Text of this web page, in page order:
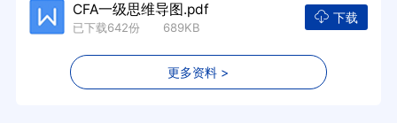
CFA一级思维导图.pdf
已下载642份 689KB
下载
更多资料 >